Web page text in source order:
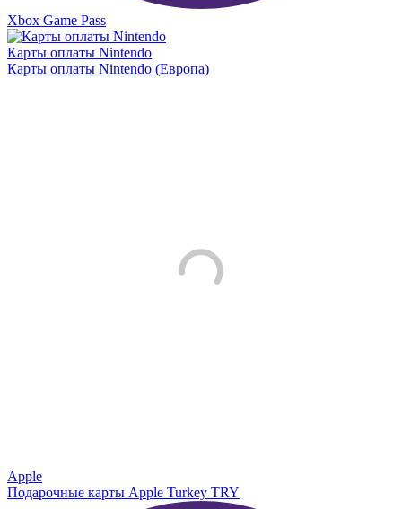
Xbox Game Pass
Карты оплаты Nintendo
Карты оплаты Nintendo (Европа)
Apple
Подарочные карты Apple Turkey TRY